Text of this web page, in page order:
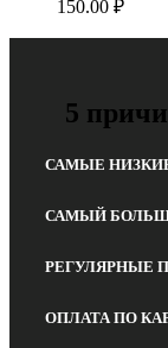
150.00 ₽
5
САМЫЕ
САМЫЙ
РЕГУЛЯРНЫЕ
ОПЛАТА ПО